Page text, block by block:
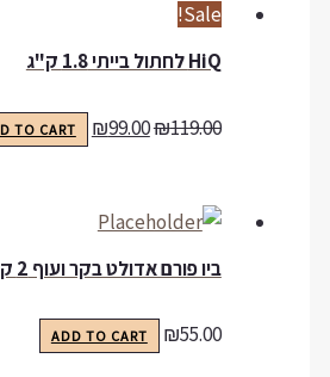
Sale!
HiQ לחתול בייתי 1.8 ק"ג
₪119.00
₪99.00
ADD TO CART
ביו פורם אדולט בקר ועוף 2 ק"ג לחתול
₪55.00
ADD TO CART